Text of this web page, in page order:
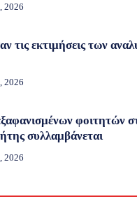
2026
τις εκτιμήσεις των
2026
φοιτητών
συλλαμβάνεται
2026